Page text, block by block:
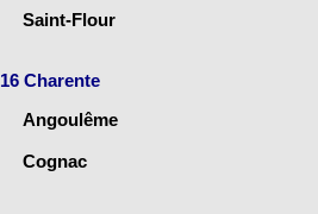
Saint-Flour
16 Charente
Angoulême
Cognac